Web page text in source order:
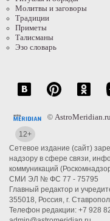
Молитвы и заговоры
Традиции
Приметы
Талисманы
Эзо словарь
© AstroMeridian.ru
12+
Сетевое издание (сайт)
надзору в сфере связи,
коммуникаций
СМИ ЭЛ № ФС 77 - 75795
Главный редактор и
355018, Россия, г.
Телефон редакции: +7 928